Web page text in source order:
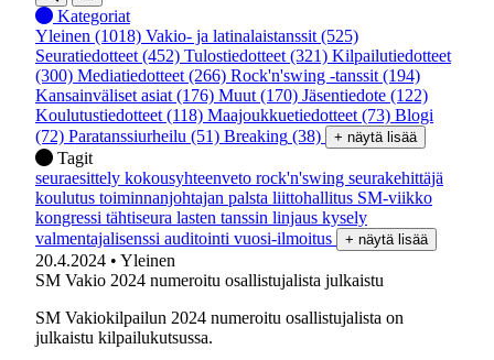
Kategoriat
Yleinen (1018) Vakio- ja latinalaistanssit (525)
Seuratiedotteet (452) Tulostiedotteet (321) Kilpailutiedotteet
(300) Mediatiedotteet (266) Rock'n'swing -tanssit (194)
Kansainväliset asiat (176) Muut (170) Jäsentiedote (122)
Koulutustiedotteet (118) Maajoukkuetiedotteet (73) Blogi
(72) Paratanssiurheilu (51) Breaking (38) + näytä lisää
Tagit
seuraesittely kokousyhteenveto rock'n'swing seurakehittäjä
koulutus toiminnanjohtajan palsta liittohallitus SM-viikko
kongressi tähtiseura lasten tanssin linjaus kysely
valmentajalisenssi auditointi vuosi-ilmoitus + näytä lisää
20.4.2024 • Yleinen
SM Vakio 2024 numeroitu osallistujalista julkaistu
SM Vakiokilpailun 2024 numeroitu osallistujalista on
julkaistu kilpailukutsussa.